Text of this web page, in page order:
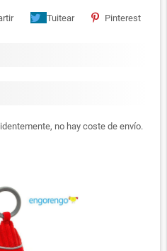
Tuitear Pinterest
no hay coste de envío.